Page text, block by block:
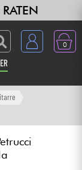
0